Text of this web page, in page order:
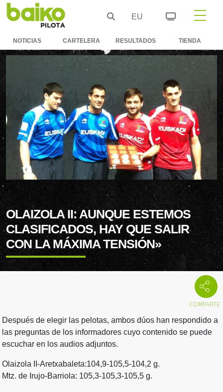
EU
NOTICIAS CARTELERA RESULTADOS TIENDA
OLAIZOLA II: AUNQUE ESTEMOS
CLASIFICADOS, HAY QUE SALIR
CON LA MÁXIMA TENSIÓN»
Después de elegir las pelotas, ambos dúos han respondido a
las preguntas de los informadores cuyo contenido se puede
escuchar en los audios adjuntos.
Olaizola II-Aretxabaleta:104,9-105,5-104,2 g.
Mtz. de Irujo-Barriola: 105,3-105,3-105,5 g.